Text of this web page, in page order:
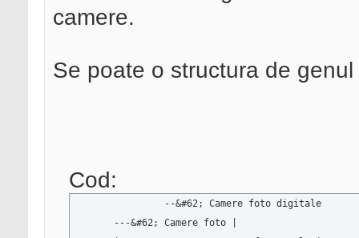
camere.
Se poate o structura de
Cod:
                --&#62; Camere foto digitale
       ---&#62; Camere foto |